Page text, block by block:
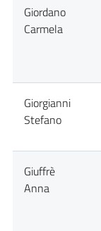
Giordano
Carmela
Giorgianni
Stefano
Giuffrè
Anna